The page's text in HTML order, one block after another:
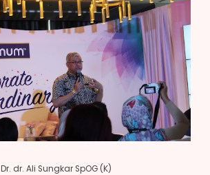
Dr. dr. Ali Sungkar SpOG (K)